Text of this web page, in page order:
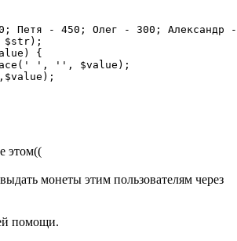
Петя - 450; Олег - 300; Александр
$str);
{
', '', $value);
этом((
монеты этим пользователям через
помощи.